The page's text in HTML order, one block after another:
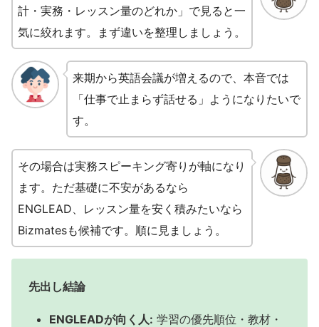
計・実務・レッスン量のどれか」で見ると一
気に絞れます。まず違いを整理しましょう。
来期から英語会議が増えるので、本音では
「仕事で止まらず話せる」ようになりたいで
す。
その場合は実務スピーキング寄りが軸になり
ます。ただ基礎に不安があるなら
ENGLEAD、レッスン量を安く積みたいなら
Bizmatesも候補です。順に見ましょう。
先出し結論
ENGLEADが向く人: 学習の優先順位・教材・